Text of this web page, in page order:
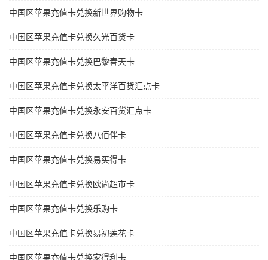
中国区苹果充值卡兑换新世界购物卡
中国区苹果充值卡兑换久光百货卡
中国区苹果充值卡兑换巴黎春天卡
中国区苹果充值卡兑换太平洋百货汇点卡
中国区苹果充值卡兑换永安百货汇点卡
中国区苹果充值卡兑换八佰伴卡
中国区苹果充值卡兑换易买得卡
中国区苹果充值卡兑换欧尚超市卡
中国区苹果充值卡兑换乐购卡
中国区苹果充值卡兑换易初莲花卡
中国区苹果充值卡兑换家得利卡